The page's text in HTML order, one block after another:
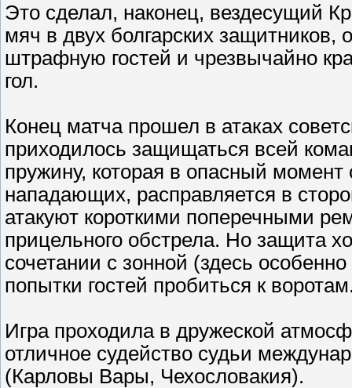
Это сделал, наконец, вездесущий
мяч в двух болгарских
штрафную гостей и чрезвычайно
гол.
Конец матча прошел в атаках
приходилось защищаться всей
пружину, которая в опасный
нападающих, расправляется в
атакуют короткими поперечными
прицельного обстрела. Но защита
сочетании с зонной (здесь
попытки гостей пробиться к
Игра проходила в дружеской
отличное судейство судьи
(Карловы Вары, Чехословакия).